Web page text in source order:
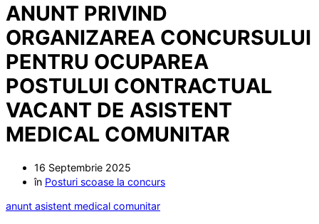
ANUNT PRIVIND
ORGANIZAREA CONCURSULUI
PENTRU OCUPAREA
POSTULUI CONTRACTUAL
VACANT DE ASISTENT
MEDICAL COMUNITAR
16 Septembrie 2025
în Posturi scoase la concurs
anunt asistent medical comunitar